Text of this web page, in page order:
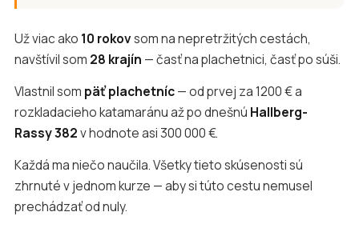
Už viac ako 10 rokovsom na nepretržitých cestách,
navštívil som 28 krajín — časť na plachetnici, časť po súši.
Vlastnil som päť plachetníc— od prvej za 1200 € a
rozkladacieho katamaránu až po dnešnú Hallberg-
Rassy 382v hodnote asi 300 000 €.
Každá ma niečo naučila. Všetky tieto skúsenosti sú
zhrnuté v jednom kurze — aby si túto cestu nemusel
prechádzať od nuly.